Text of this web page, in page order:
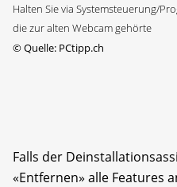
Halten Sie via Systemsteuerung/
die zur alten Webcam gehörte
©Quelle: PCtipp.ch
Falls der
«Entfernen» alle Features